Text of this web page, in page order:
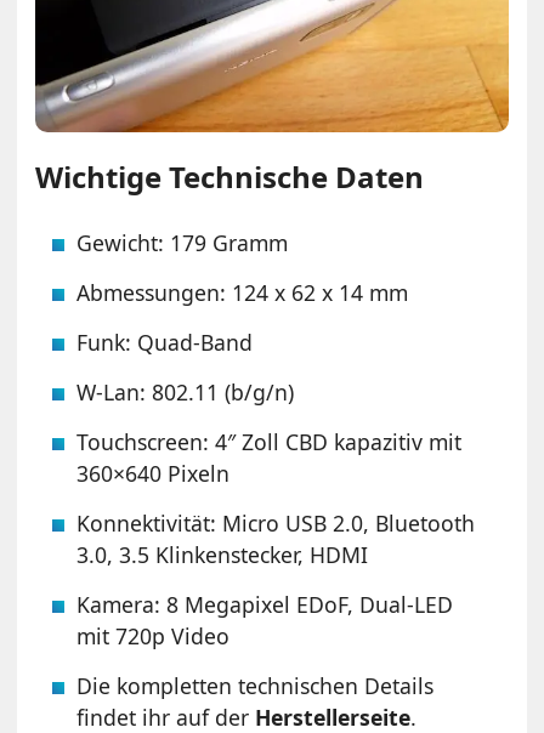
Wichtige Technische Daten
Gewicht: 179 Gramm
Abmessungen: 124 x 62 x 14 mm
Funk: Quad-Band
W-Lan: 802.11 (b/g/n)
Touchscreen: 4″ Zoll CBD kapazitiv mit
360×640 Pixeln
Konnektivität: Micro USB 2.0, Bluetooth
3.0, 3.5 Klinkenstecker, HDMI
Kamera: 8 Megapixel EDoF, Dual-LED
mit 720p Video
Die kompletten technischen Details
findet ihr auf der Herstellerseite.